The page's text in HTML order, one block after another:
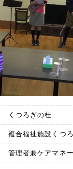
くつろぎの杜
複合福祉施設くつ
管理者兼ケアマネ